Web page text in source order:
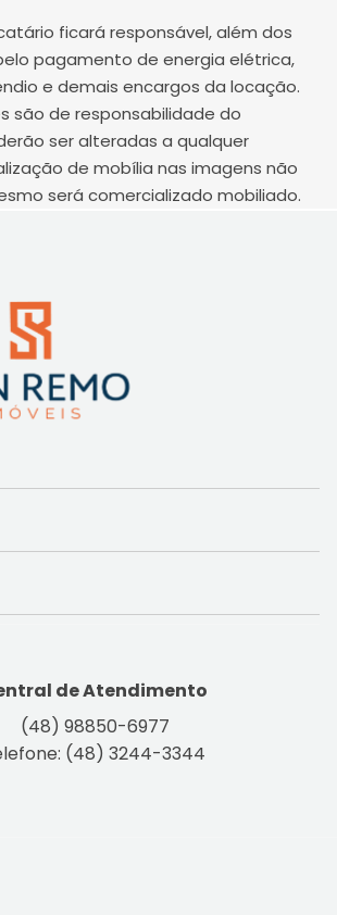
ficará responsável, além dos
pagamento de energia elétrica,
e demais encargos da locação.
são de responsabilidade do
ser alteradas a qualquer
de mobília nas imagens não
será comercializado mobiliado.
de Atendimento
(48) 98850-6977
(48) 3244-3344